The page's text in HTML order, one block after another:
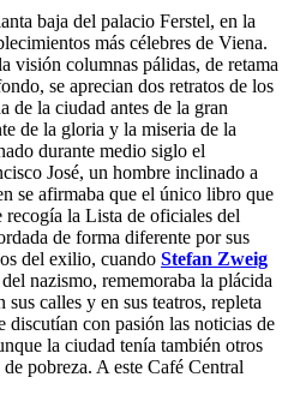
baja del palacio Ferstel, en la
más célebres de Viena.
visión columnas pálidas, de retama
se aprecian dos retratos de los
de la ciudad antes de la gran
de la gloria y la miseria de la
durante medio siglo el
José, un hombre inclinado a
se afirmaba que el único libro que
la Lista de oficiales del
de forma diferente por sus
del exilio, cuando Stefan Zweig
nazismo, rememoraba la plácida
calles y en sus teatros, repleta
discutían con pasión las noticias de
la ciudad tenía también otros
pobreza. A este Café Central